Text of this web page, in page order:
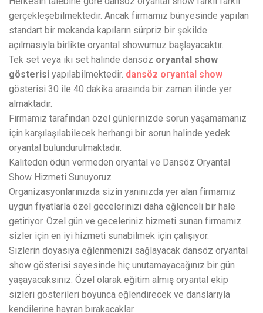
gerçekleşebilmektedir. Ancak firmamız bünyesinde yapılan
standart bir mekanda kapıların sürpriz bir şekilde
açılmasıyla birlikte oryantal showumuz başlayacaktır.
Tek set veya iki set halinde dansöz oryantal show
gösterisi yapılabilmektedir. dansöz oryantal show
gösterisi 30 ile 40 dakika arasında bir zaman ilinde yer
almaktadır.
Firmamız tarafından özel günlerinizde sorun yaşamamanız
için karşılaşılabilecek herhangi bir sorun halinde yedek
oryantal bulundurulmaktadır.
Kaliteden ödün vermeden oryantal ve Dansöz Oryantal
Show Hizmeti Sunuyoruz
Organizasyonlarınızda sizin yanınızda yer alan firmamız
uygun fiyatlarla özel gecelerinizi daha eğlenceli bir hale
getiriyor. Özel gün ve geceleriniz hizmeti sunan firmamız
sizler için en iyi hizmeti sunabilmek için çalışıyor.
Sizlerin doyasıya eğlenmenizi sağlayacak dansöz oryantal
show gösterisi sayesinde hiç unutamayacağınız bir gün
yaşayacaksınız. Özel olarak eğitim almış oryantal ekip
sizleri gösterileri boyunca eğlendirecek ve danslarıyla
kendilerine hayran bırakacaklar.